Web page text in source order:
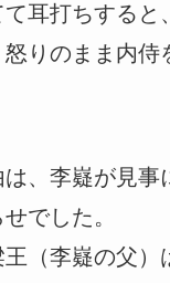
耳打ちすると
りのまま内侍
、李嶷が見事
でした。
（李嶷の父）